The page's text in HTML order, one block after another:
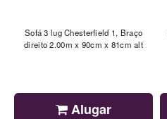
Sofá 3 lug Chesterfield 1, Braço
direito 2.00m x 90cm x 81cm alt
Alugar